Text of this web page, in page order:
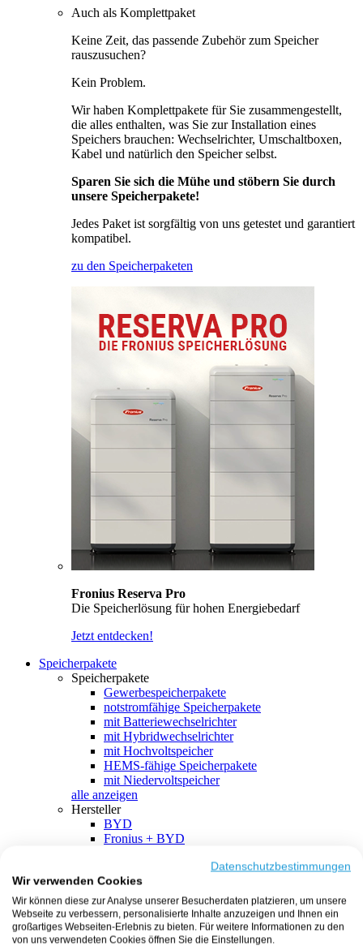
Auch als Komplettpaket
Keine Zeit, das passende Zubehör zum Speicher
rauszusuchen?
Kein Problem.
Wir haben Komplettpakete für Sie zusammengestellt,
die alles enthalten, was Sie zur Installation eines
Speichers brauchen: Wechselrichter, Umschaltboxen,
Kabel und natürlich den Speicher selbst.
Sparen Sie sich die Mühe und stöbern Sie durch
unsere Speicherpakete!
Jedes Paket ist sorgfältig von uns getestet und garantiert
kompatibel.
zu den Speicherpaketen
Fronius Reserva Pro
Die Speicherlösung für hohen Energiebedarf
Jetzt entdecken!
Speicherpakete
Speicherpakete
Gewerbespeicherpakete
notstromfähige Speicherpakete
mit Batteriewechselrichter
mit Hybridwechselrichter
mit Hochvoltspeicher
HEMS-fähige Speicherpakete
mit Niedervoltspeicher
alle anzeigen
Hersteller
BYD
Fronius + BYD
SMA + BYD
EcoFlow
EcoFlow + EcoFlow
FENECON
FENECON + FENECON
Datenschutzbestimmungen
Wir verwenden Cookies
Wir können diese zur Analyse unserer Besucherdaten platzieren, um unsere
Webseite zu verbessern, personalisierte Inhalte anzuzeigen und Ihnen ein
großartiges Webseiten-Erlebnis zu bieten. Für weitere Informationen zu den
von uns verwendeten Cookies öffnen Sie die Einstellungen.